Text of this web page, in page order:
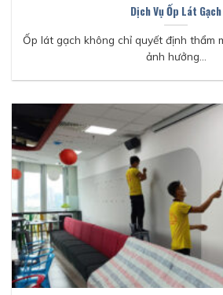
Dịch Vụ Ốp Lát Gạch
Ốp lát gạch không chỉ quyết định thẩm
ảnh hưởng...